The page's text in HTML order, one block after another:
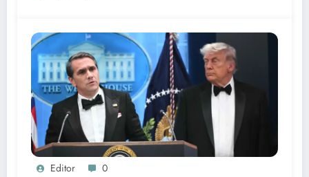
Editor 0